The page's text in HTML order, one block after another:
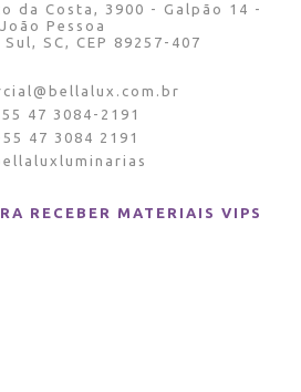
da Costa, 3900 - Galpão 14 -
João Pessoa
SC, CEP 89257-407
47 3084-2191
47 3084 2191
RECEBER MATERIAIS VIPS